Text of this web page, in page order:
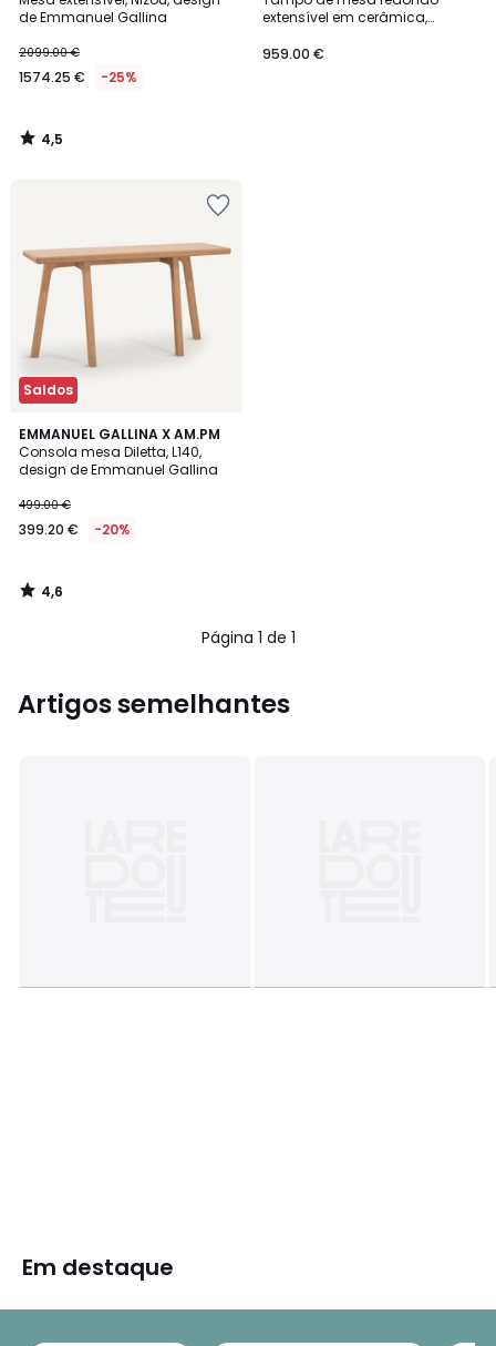
de Emmanuel Gallina
2099.00 €
1574.25 € -25%
4,5
/
extensível em cerâmica,
959.00 €
Saldos
EMMANUEL GALLINA X AM.PM
Consola mesa Diletta, L140,
design de Emmanuel Gallina
499.00 €
399.20 € -20%
4,6
/ 5
4,6
/
Página 1 de 1
Artigos semelhantes
Em destaque